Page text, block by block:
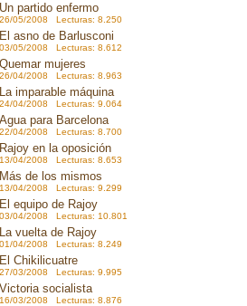
Un partido enfermo
26/05/2008 Lecturas: 8.250
El asno de Barlusconi
03/05/2008 Lecturas: 8.612
Quemar mujeres
26/04/2008 Lecturas: 8.963
La imparable máquina
24/04/2008 Lecturas: 9.064
Agua para Barcelona
22/04/2008 Lecturas: 8.700
Rajoy en la oposición
13/04/2008 Lecturas: 8.653
Más de los mismos
13/04/2008 Lecturas: 9.299
El equipo de Rajoy
03/04/2008 Lecturas: 10.801
La vuelta de Rajoy
01/04/2008 Lecturas: 8.249
El Chikilicuatre
27/03/2008 Lecturas: 9.995
Victoria socialista
16/03/2008 Lecturas: 8.876